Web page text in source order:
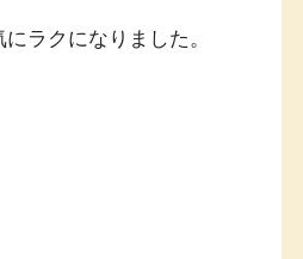
ラクになりました。